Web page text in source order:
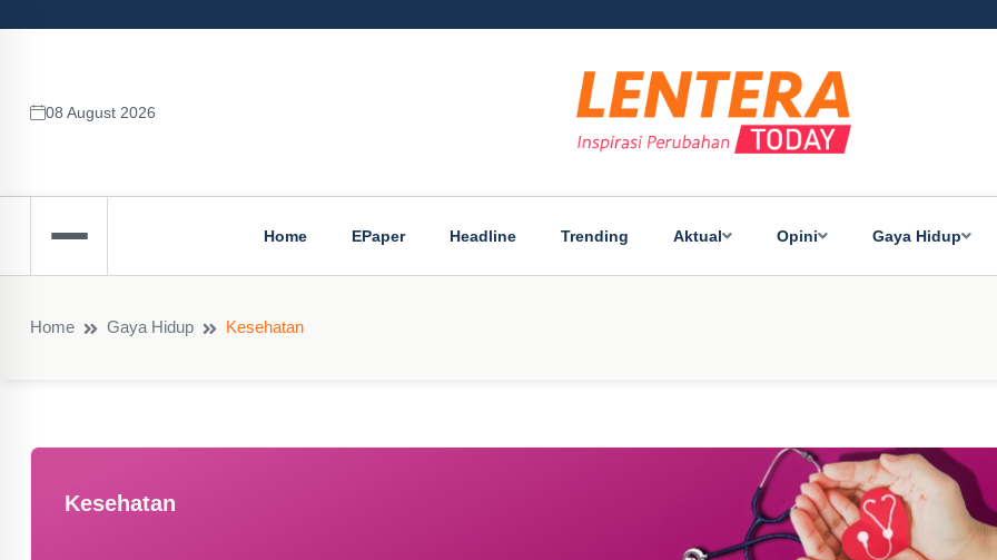
08 August 2026
Home EPaper Headline Trending Aktual Opini Gaya Hidup
Home Gaya Hidup Kesehatan
Kesehatan